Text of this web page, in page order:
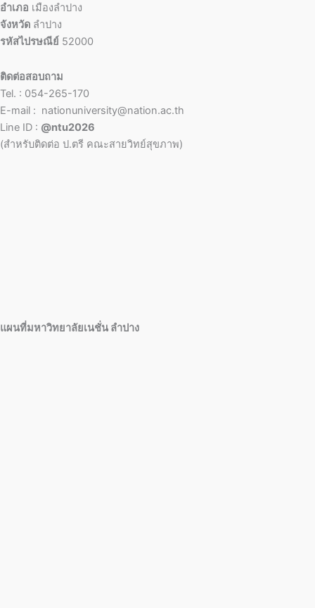
อำเภอ เมืองลำปาง
จังหวัด ลำปาง
รหัสไปรษณีย์ 52000
ติดต่อสอบถาม
Tel. : 054-265-170
E-mail : nationuniversity@nation.ac.th
Line ID : @ntu2026
(สำหรับติดต่อ ป.ตรี คณะสายวิทย์สุขภาพ)
แผนที่มหาวิทยาลัยเนชั่น ลำปาง